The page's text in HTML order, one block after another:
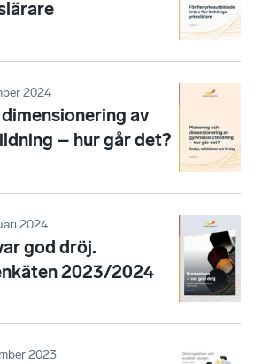
2024
av
– hur går det?
2024
god dröj.
2023/2024
2023